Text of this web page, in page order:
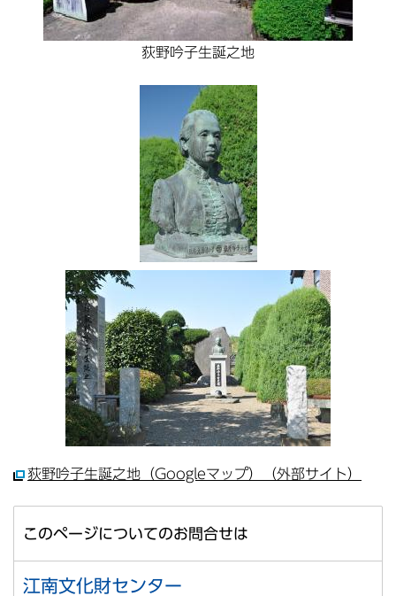
荻野吟子生誕之地
荻野吟子生誕之地（Googleマップ）（外部サイト）
このページについてのお問合せは
江南文化財センター